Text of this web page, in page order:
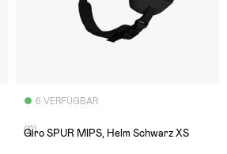
6 VERFÜGBAR
(0)
Giro SPUR MIPS, Helm Schwarz XS